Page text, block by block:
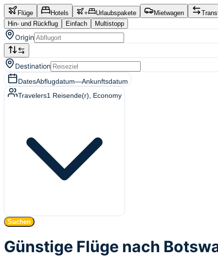
Flüge Hotels + Urlaubspakete Mietwagen
Hin- und Rückflug
Einfach Multistopp
Origin
Destination
DatesAbflugdatum—Ankunftsdatum
Travelers1 Reisende(r) , Economy
Suchen
Günstige Flüge nach